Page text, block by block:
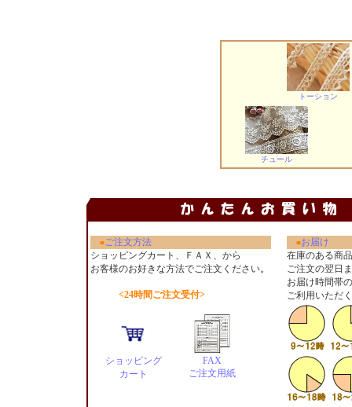
トーション
チュール
■ご注文方法 ■お届け
ショッピングカート、ＦＡＸ、から
お客様のお好きな方法でご注文ください。
<24時間ご注文受付>
ショッピング
カート
FAX
ご注文用紙
在庫のある商
ご注文の翌日
お届け時間帯
ご利用いただ